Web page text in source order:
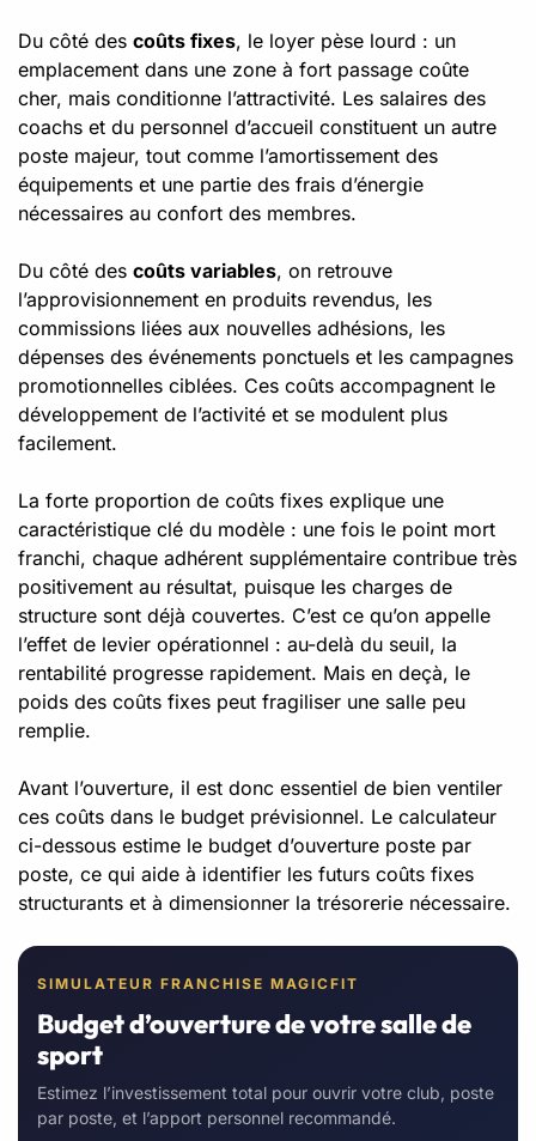
Du côté des coûts fixes, le loyer pèse lourd : un
emplacement dans une zone à fort passage coûte
cher, mais conditionne l’attractivité. Les salaires des
coachs et du personnel d’accueil constituent un autre
poste majeur, tout comme l’amortissement des
équipements et une partie des frais d’énergie
nécessaires au confort des membres.
Du côté des coûts variables, on retrouve
l’approvisionnement en produits revendus, les
commissions liées aux nouvelles adhésions, les
dépenses des événements ponctuels et les campagnes
promotionnelles ciblées. Ces coûts accompagnent le
développement de l’activité et se modulent plus
facilement.
La forte proportion de coûts fixes explique une
caractéristique clé du modèle : une fois le point mort
franchi, chaque adhérent supplémentaire contribue très
positivement au résultat, puisque les charges de
structure sont déjà couvertes. C’est ce qu’on appelle
l’effet de levier opérationnel : au-delà du seuil, la
rentabilité progresse rapidement. Mais en deçà, le
poids des coûts fixes peut fragiliser une salle peu
remplie.
Avant l’ouverture, il est donc essentiel de bien ventiler
ces coûts dans le budget prévisionnel. Le calculateur
ci-dessous estime le budget d’ouverture poste par
poste, ce qui aide à identifier les futurs coûts fixes
structurants et à dimensionner la trésorerie nécessaire.
SIMULATEUR FRANCHISE MAGICFIT
Budget d’ouverture de votre salle de
sport
Estimez l’investissement total pour ouvrir votre club, poste
par poste, et l’apport personnel recommandé.